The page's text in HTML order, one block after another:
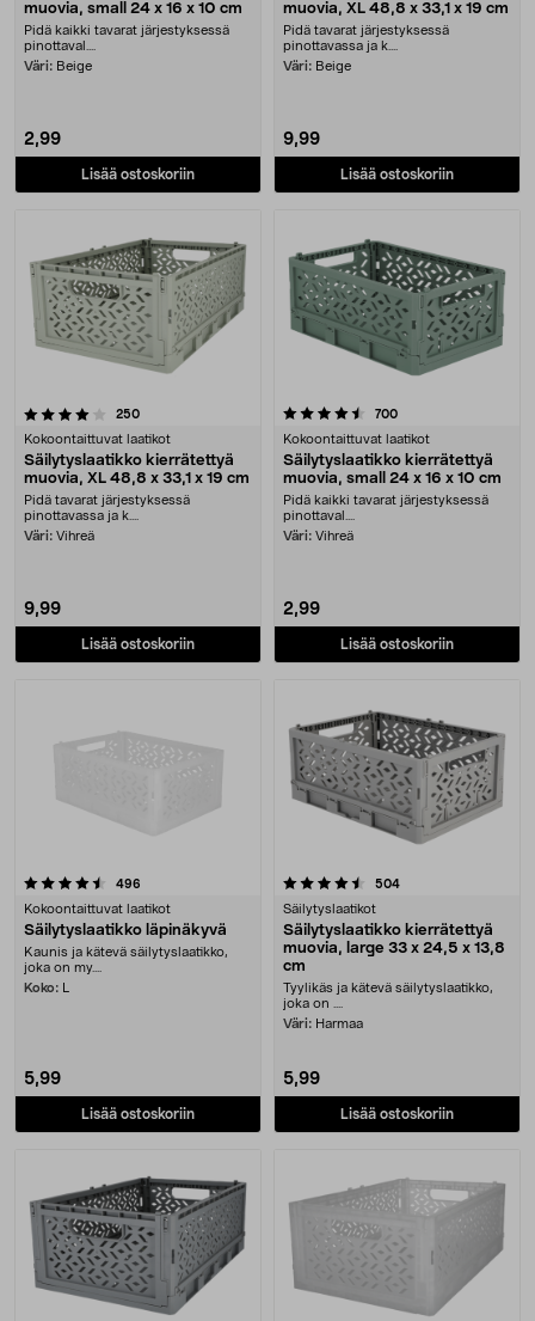
muovia, small 24 x 16 x 10 cm
Pidä kaikki tavarat järjestyksessä
pinottaval....
Väri: Beige
2,99
Lisää ostoskoriin
muovia, XL 48,8 x 33,1 x 19 cm
Pidä tavarat järjestyksessä
pinottavassa ja k....
Väri: Beige
9,99
Lisää ostoskoriin
250arvostelut
Kokoontaittuvat laatikot
Säilytyslaatikko kierrätettyä
muovia, XL 48,8 x 33,1 x 19 cm
Pidä tavarat järjestyksessä
pinottavassa ja k....
Väri: Vihreä
9,99
Lisää ostoskoriin
4.5 viidestä tähdestä 700arvostelut
Kokoontaittuvat laatikot
Säilytyslaatikko kierrätettyä
muovia, small 24 x 16 x 10 cm
Pidä kaikki tavarat järjestyksessä
pinottaval....
Väri: Vihreä
2,99
Lisää ostoskoriin
496
Kokoontaittuvat laatikot
Säilytyslaatikko läpinäkyvä
Kaunis ja kätevä säilytyslaatikko,
joka on my....
Koko:
5,99
Lisää ostoskoriin
4.5 viidestä tähdestä 504arvostelut
Säilytyslaatikot
Säilytyslaatikko kierrätettyä
muovia, large 33 x 24,5 x 13,8
cm
Tyylikäs ja kätevä säilytyslaatikko,
joka on ....
Väri: Harmaa
5,99
Lisää ostoskoriin